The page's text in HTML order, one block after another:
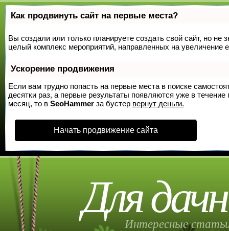
Как продвинуть сайт на первые места?
Вы создали или только планируете создать свой сайт, но не
целый комплекс мероприятий, направленных на увеличение
Ускорение продвижения
Если вам трудно попасть на первые места в поиске
десятки раз, а первые результаты появляются уже в
месяц, то в SeoHammer за бустер вернут деньги.
Начать продвижение сайта
Для
Интересные